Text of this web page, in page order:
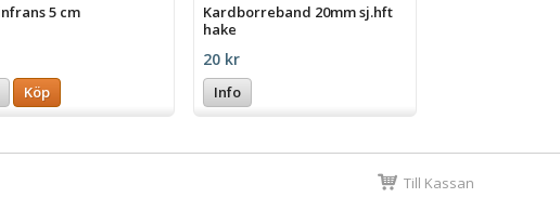
5 cm
Köp
Kardborreband 20mm sj.hft
hake
20 kr
Info
Till Kassan